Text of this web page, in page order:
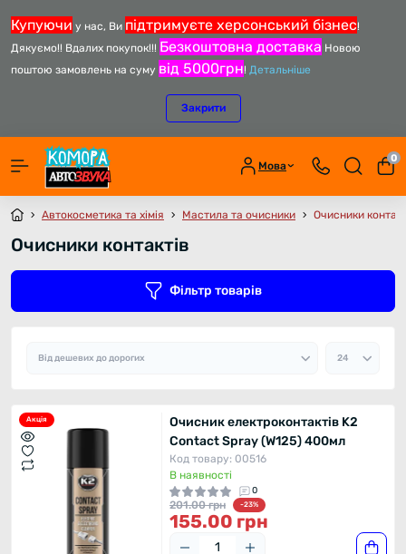
Купуючи у нас, Ви підтримуєте херсонський бізнес!
Дякуємо!! Вдалих покупок!!! Безкоштовна доставка Новою
поштою замовлень на суму від 5000грн! Детальніше
Закрити
Мова
0
Автокосметика та хімія Мастила та очисники Очисники
Очисники контактів
Фільтр товарів
Акція
Очисник електроконтактів K2
Contact Spray (W125) 400мл
Код товару: 00516
В наявності
0
201.00 грн -23%
155.00 грн